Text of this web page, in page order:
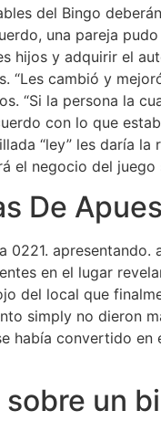
del Bingo
una pareja
hijos y adquirir el
“Les cambió y
“Si la persona la
con lo que
“ley” les daría
el negocio del juego
De
0221.
en el lugar
del local que
simply no dieron
había convertido
un